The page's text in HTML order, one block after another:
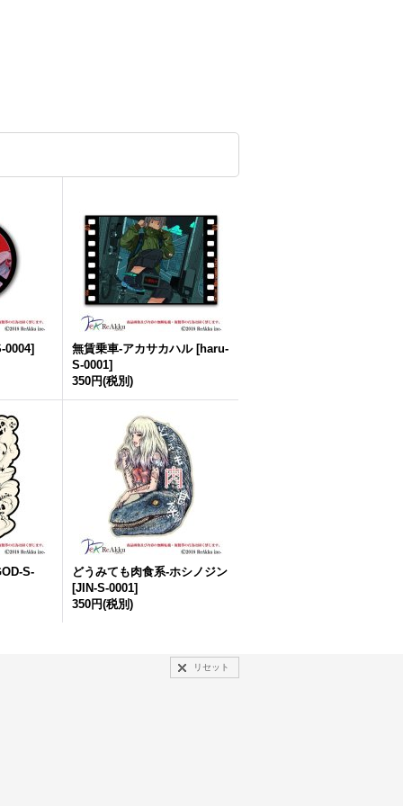
0004] 無賃乗車-アカサカハル [haru-
S-0001]
350円(税別)
S-
どうみても肉食系-ホシノジン
[JIN-S-0001]
350円(税別)
リセット